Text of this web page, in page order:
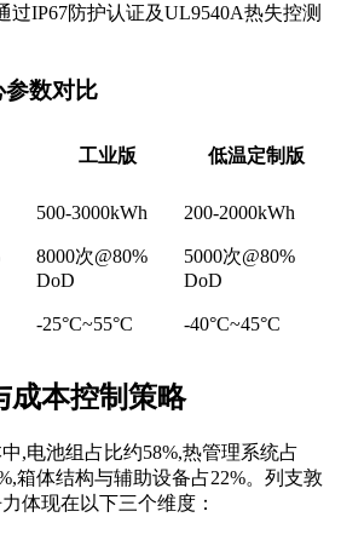
过IP67防护认证及UL9540A热失控测
参数对比
工业版 低温定制版
500-3000kWh 200-2000kWh
8000次@80%
DoD
5000次@80%
DoD
-25°C~55°C -40°C~45°C
成本控制策略
,电池组占比约58%,热管理系统占
箱体结构与辅助设备占22%。列支敦
体现在以下三个维度：